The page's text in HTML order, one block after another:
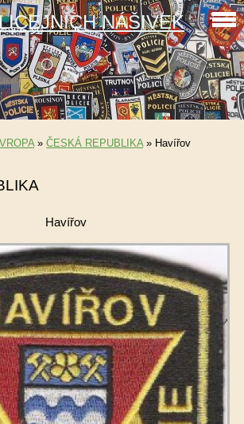
NÁŠIVEK
» ČESKÁ REPUBLIKA» Havířov
Havířov